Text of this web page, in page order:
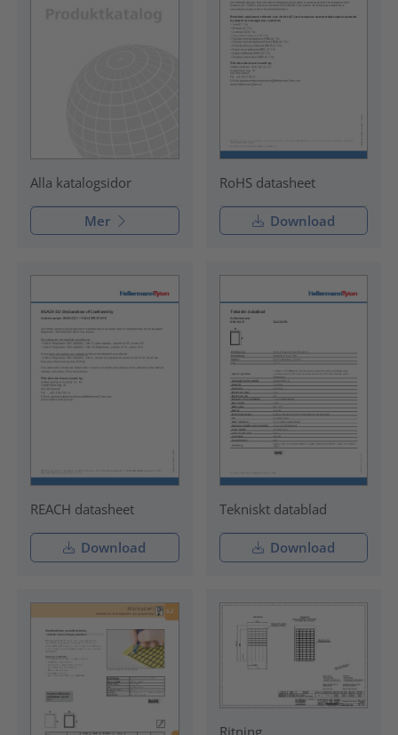
Alla katalogsidor
Mer
RoHS datasheet
Download
REACH datasheet
Download
Tekniskt datablad
Download
Ritning